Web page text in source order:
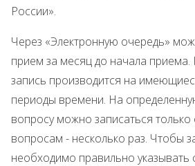
России».
Через «Электронную очередь»
прием за месяц до начала приема.
запись производится на
периоды времени. На
вопросу можно записаться
вопросам - несколько раз. Чтобы
необходимо правильно указывать